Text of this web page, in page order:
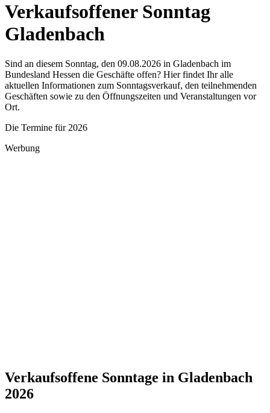
Verkaufsoffener Sonntag
Gladenbach
Sind an diesem Sonntag, den 09.08.2026 in Gladenbach im
Bundesland Hessen die Geschäfte offen? Hier findet Ihr alle
aktuellen Informationen zum Sonntagsverkauf, den teilnehmenden
Geschäften sowie zu den Öffnungszeiten und Veranstaltungen vor
Ort.
Die Termine für 2026
Werbung
Verkaufsoffene Sonntage in Gladenbach
2026